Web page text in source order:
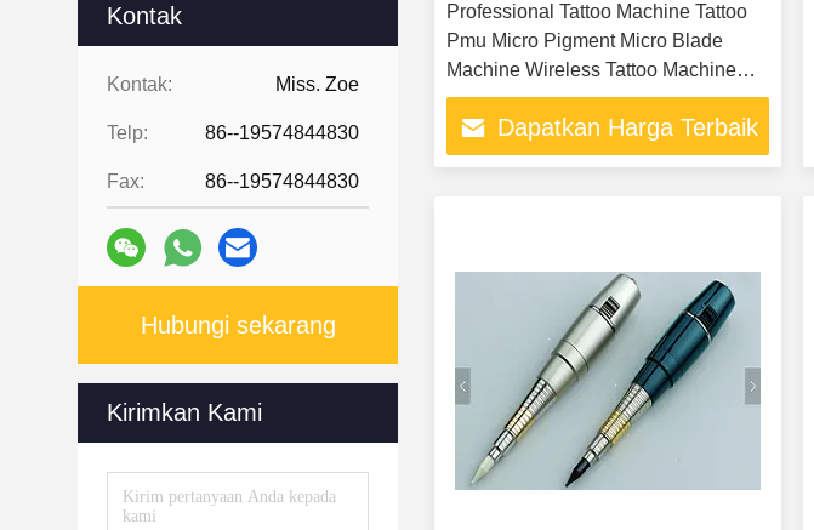
Kontak
Kontak: Miss. Zoe
Telp: 86--19574844830
Fax: 86--19574844830
Hubungi sekarang
Kirimkan Kami
Professional Tattoo Machine Tattoo
Pmu Micro Pigment Micro Blade
Machine Wireless Tattoo Machine
Permanent Makeup
Dapatkan Harga Terbaik